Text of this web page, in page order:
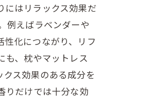
にはリラックス効果だ
例えばラベンダーや
化につながり、リフ
も、枕やマットレス
ス効果のある成分を
りだけでは十分な効